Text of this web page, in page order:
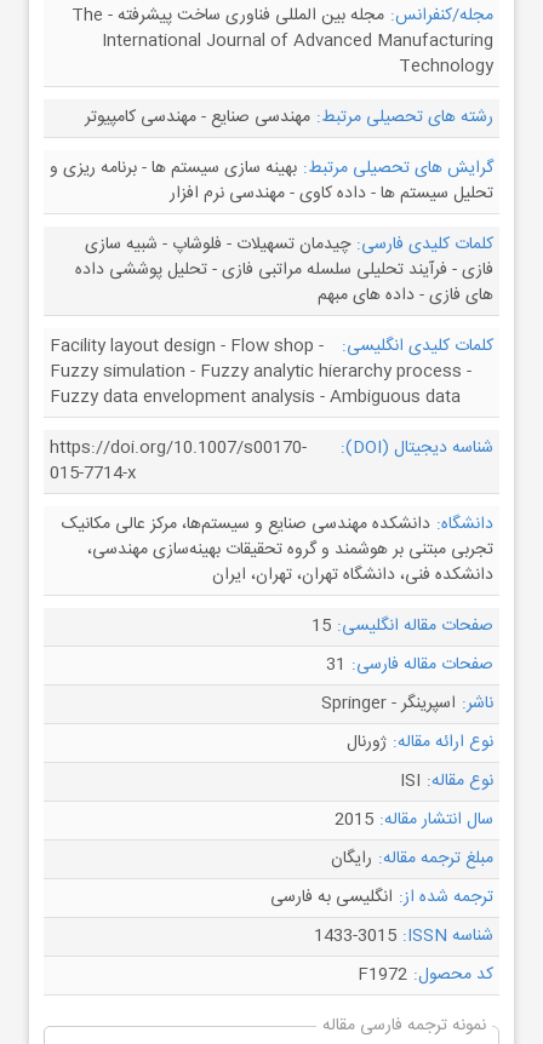
مجله/کنفرانس:
مجله بین المللی فناوری ساخت پیشرفته - The
International Journal of Advanced Manufacturing
Technology
رشته های تحصیلی مرتبط: مهندسی صنایع - مهندسی کامپیوتر
گرایش های تحصیلی مرتبط: بهینه سازی سیستم ها - برنامه ریزی و
تحلیل سیستم ها - داده کاوی - مهندسی نرم افزار
کلمات کلیدی فارسی: چیدمان تسهیلات - فلوشاپ - شبیه سازی
فازی - فرآیند تحلیلی سلسله مراتبی فازی - تحلیل پوششی داده
های فازی - داده های مبهم
کلمات کلیدی انگلیسی:
Facility layout design - Flow shop -
Fuzzy simulation - Fuzzy analytic hierarchy process -
Fuzzy data envelopment analysis - Ambiguous data
شناسه دیجیتال (DOI):
https://doi.org/10.1007/s00170-
015-7714-x
دانشگاه: دانشکده مهندسی صنایع و سیستم‌ها، مرکز عالی مکانیک
تجربی مبتنی بر هوشمند و گروه تحقیقات بهینه‌سازی مهندسی،
دانشکده فنی، دانشگاه تهران، تهران، ایران
صفحات مقاله انگلیسی: 15
صفحات مقاله فارسی: 31
ناشر: اسپرینگر - Springer
نوع ارائه مقاله: ژورنال
نوع مقاله: ISI
سال انتشار مقاله: 2015
مبلغ ترجمه مقاله: رایگان
ترجمه شده از: انگلیسی به فارسی
شناسه ISSN:
1433-3015
کد محصول: F1972
نمونه ترجمه فارسی مقاله